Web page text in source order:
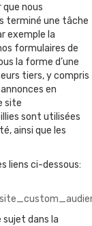
nous
terminé une tâche
exemple la
formulaires de
la forme d’une
tiers, y compris
en
site
sont utilisées
ainsi que les
liens ci-dessous:
dans la